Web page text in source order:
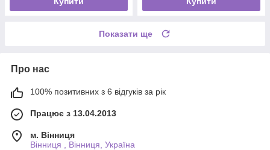
Показати ще
Про нас
100% позитивних з 6 відгуків за рік
Працює з 13.04.2013
м. Вінниця
Вінниця , Вінниця, Україна